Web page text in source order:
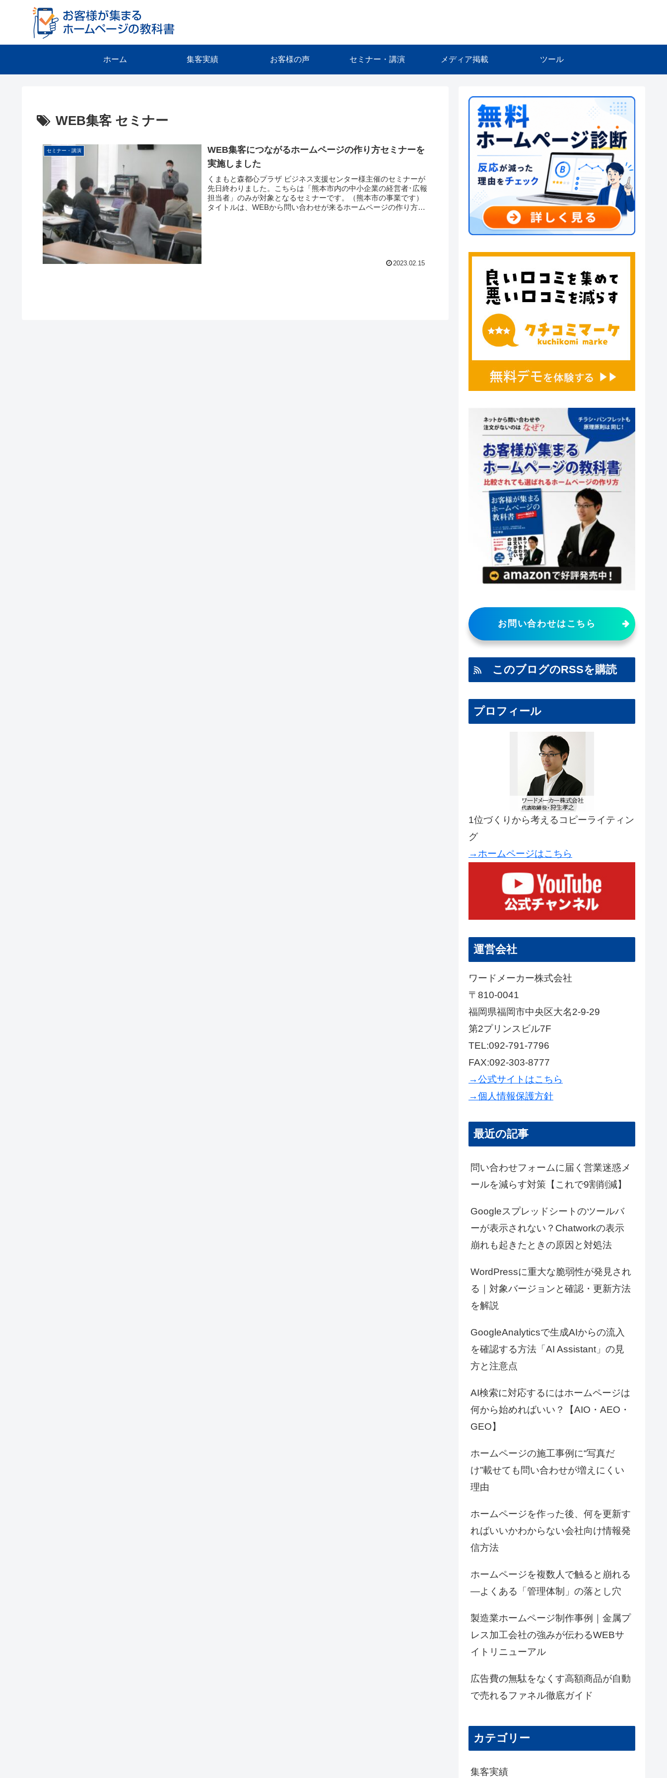
ホーム 集客実績 お客様の声 セミナー・講演 メディア掲載 ツール
WEB集客 セミナー
セミナー・講演
WEB集客につながるホームページの作り方セミナーを
実施しました
くまもと森都心プラザ ビジネス支援センター様主催のセミナーが
先日終わりました。こちらは「熊本市内の中小企業の経営者･広報
担当者」のみが対象となるセミナーです。（熊本市の事業です）
タイトルは、WEBから問い合わせが来るホームページの作り方～
2023.02.15
お問い合わせはこちら
このブログのRSSを購読
プロフィール
1位づくりから考えるコピーライティン
グ
→ホームページはこちら
運営会社
ワードメーカー株式会社
〒810-0041
福岡県福岡市中央区大名2-9-29
第2プリンスビル7F
TEL:092-791-7796
FAX:092-303-8777
→公式サイトはこちら
→個人情報保護方針
最近の記事
問い合わせフォームに届く営業迷惑メ
ールを減らす対策【これで9割削減】
Googleスプレッドシートのツールバ
ーが表示されない？Chatworkの表示
崩れも起きたときの原因と対処法
WordPressに重大な脆弱性が発見され
る｜対象バージョンと確認・更新方法
を解説
GoogleAnalyticsで生成AIからの流入
を確認する方法「AI Assistant」の見
方と注意点
AI検索に対応するにはホームページは
何から始めればいい？【AIO・AEO・
GEO】
ホームページの施工事例に“写真だ
け”載せても問い合わせが増えにくい
理由
ホームページを作った後、何を更新す
ればいいかわからない会社向け情報発
信方法
ホームページを複数人で触ると崩れる
―よくある「管理体制」の落とし穴
製造業ホームページ制作事例｜金属プ
レス加工会社の強みが伝わるWEBサ
イトリニューアル
広告費の無駄をなくす高額商品が自動
で売れるファネル徹底ガイド
カテゴリー
集客実績